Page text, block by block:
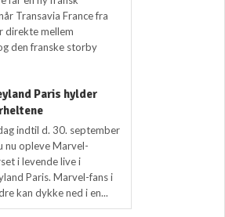
Transavia France fra
direkte mellem
den franske storby
Paris hylder
indtil d. 30. september
nu opleve Marvel-
i levende live i
Paris. Marvel-fans i
kan dykke ned i en...